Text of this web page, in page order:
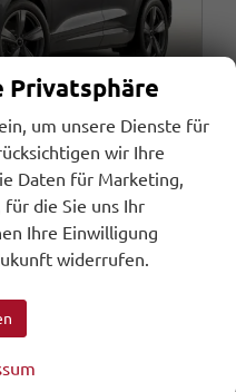
19Z OptikP PrivG
Fahrzeug mit Tageszulassung
Daytonagrau Perleffekt
Privatsphäre
um unsere Dienste für
wir Ihre
Daten für Marketing,
die Sie uns Ihr
Ihre Einwilligung
widerrufen.